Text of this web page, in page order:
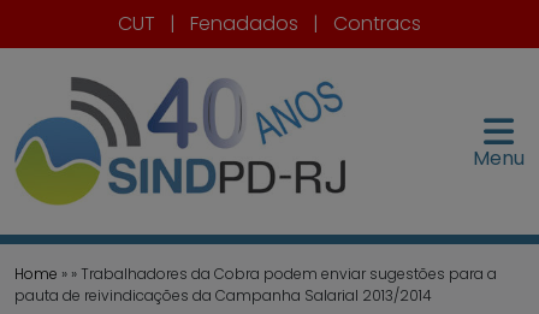
CUT | Fenadados | Contracs
Menu
Home » » Trabalhadores da Cobra podem enviar sugestões para a
pauta de reivindicações da Campanha Salarial 2013/2014